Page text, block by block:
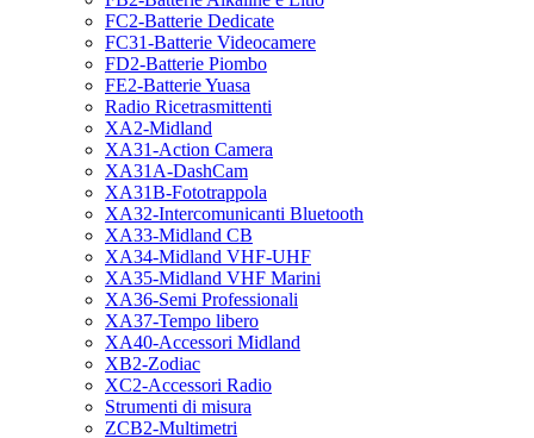
FC2-Batterie Dedicate
FC31-Batterie Videocamere
FD2-Batterie Piombo
FE2-Batterie Yuasa
Radio Ricetrasmittenti
XA2-Midland
XA31-Action Camera
XA31A-DashCam
XA31B-Fototrappola
XA32-Intercomunicanti Bluetooth
XA33-Midland CB
XA34-Midland VHF-UHF
XA35-Midland VHF Marini
XA36-Semi Professionali
XA37-Tempo libero
XA40-Accessori Midland
XB2-Zodiac
XC2-Accessori Radio
Strumenti di misura
ZCB2-Multimetri